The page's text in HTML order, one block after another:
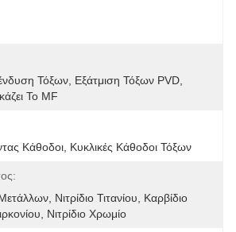
Τόξων, Εξάτμιση Τόξων PVD,
Το MF
Κάθοδοι, Κυκλικές Κάθοδοι Τόξων
Νιτρίδιο Τιτανίου, Καρβίδιο
Νιτρίδιο Χρωμίο